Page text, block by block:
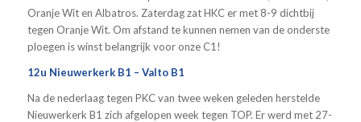
Oranje Wit en Albatros. Zaterdag zat HKC er met 8-9 dichtbij
tegen Oranje Wit. Om afstand te kunnen nemen van de onderste
ploegen is winst belangrijk voor onze C1!
12u Nieuwerkerk B1 – Valto B1
Na de nederlaag tegen PKC van twee weken geleden herstelde
Nieuwerkerk B1 zich afgelopen week tegen TOP. Er werd met 27-